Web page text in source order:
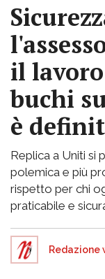
il
buchi
è
Replica a Uniti si
polemica e più
rispetto per chi
praticabile e
Redazione